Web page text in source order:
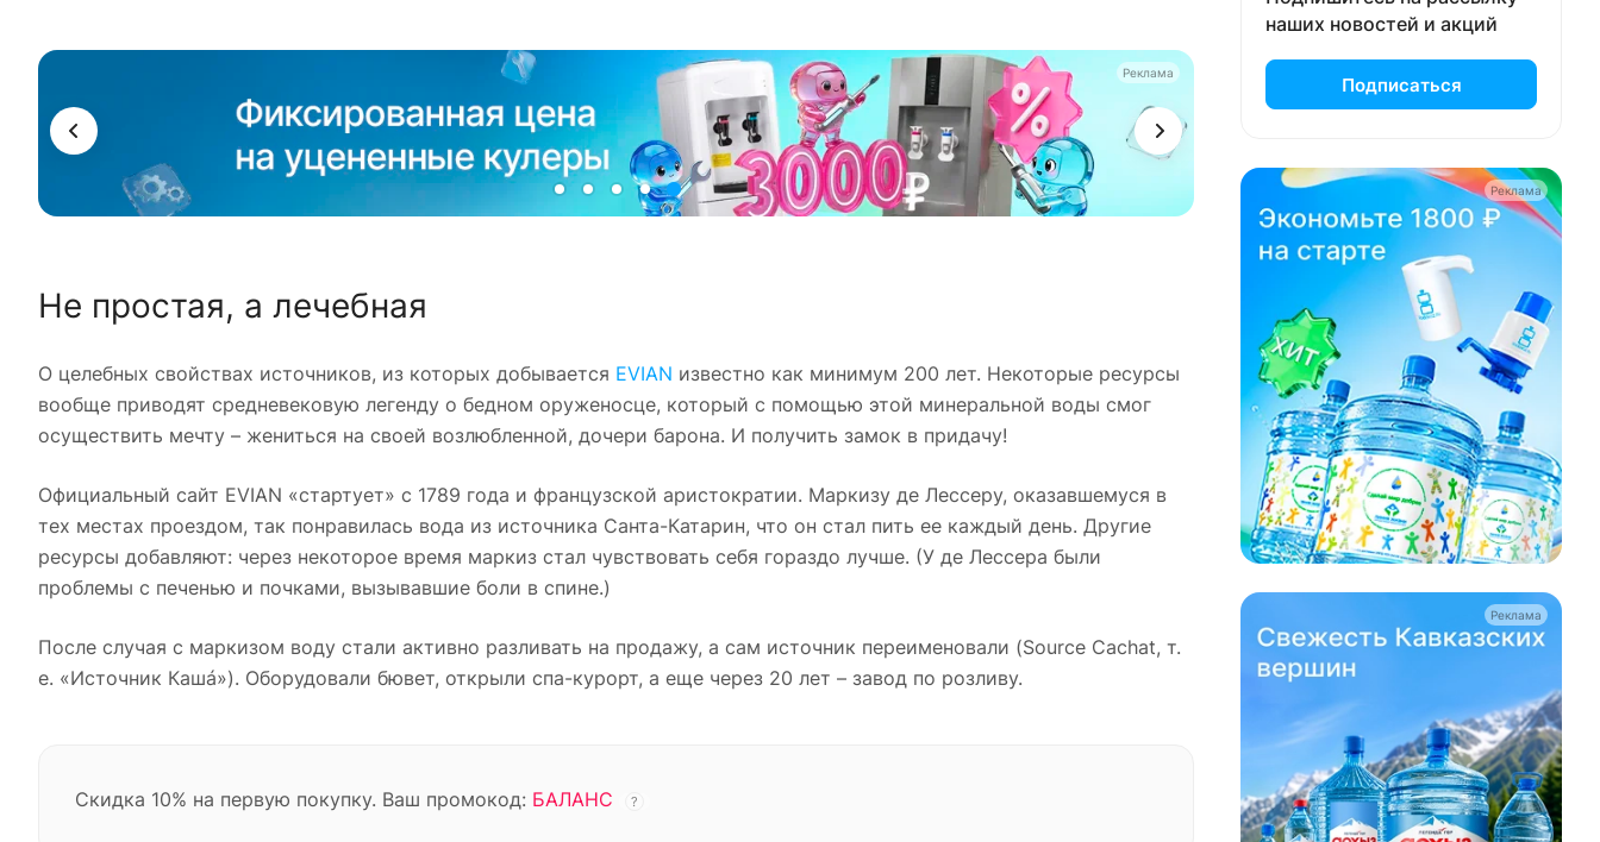
Реклама
Не простая, а лечебная
О целебных свойствах источников, из которых добывается EVIAN известно как минимум 200 лет. Некоторые ресурсы
вообще приводят средневековую легенду о бедном оруженосце, который с помощью этой минеральной воды смог
осуществить мечту – жениться на своей возлюбленной, дочери барона. И получить замок в придачу!
Официальный сайт EVIAN «стартует» с 1789 года и французской аристократии. Маркизу де Лессеру, оказавшемуся в
тех местах проездом, так понравилась вода из источника Санта-Катарин, что он стал пить ее каждый день. Другие
ресурсы добавляют: через некоторое время маркиз стал чувствовать себя гораздо лучше. (У де Лессера были
проблемы с печенью и почками, вызывавшие боли в спине.)
После случая с маркизом воду стали активно разливать на продажу, а сам источник переименовали (Source Cachat, т.
е. «Источник Кашá»). Оборудовали бювет, открыли спа-курорт, а еще через 20 лет – завод по розливу.
Скидка 10% на первую покупку. Ваш промокод: БАЛАНС ?
наших новостей и акций
Подписаться
Реклама
Реклама